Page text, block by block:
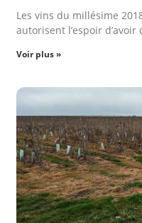
Les vins du millésime
autorisent l’espoir
Voir plus »